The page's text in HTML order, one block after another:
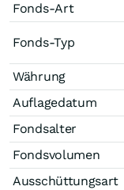
Fonds-Art
Fonds-Typ
Währung
Auflagedatum
Fondsalter
Fondsvolumen
Ausschüttungsart